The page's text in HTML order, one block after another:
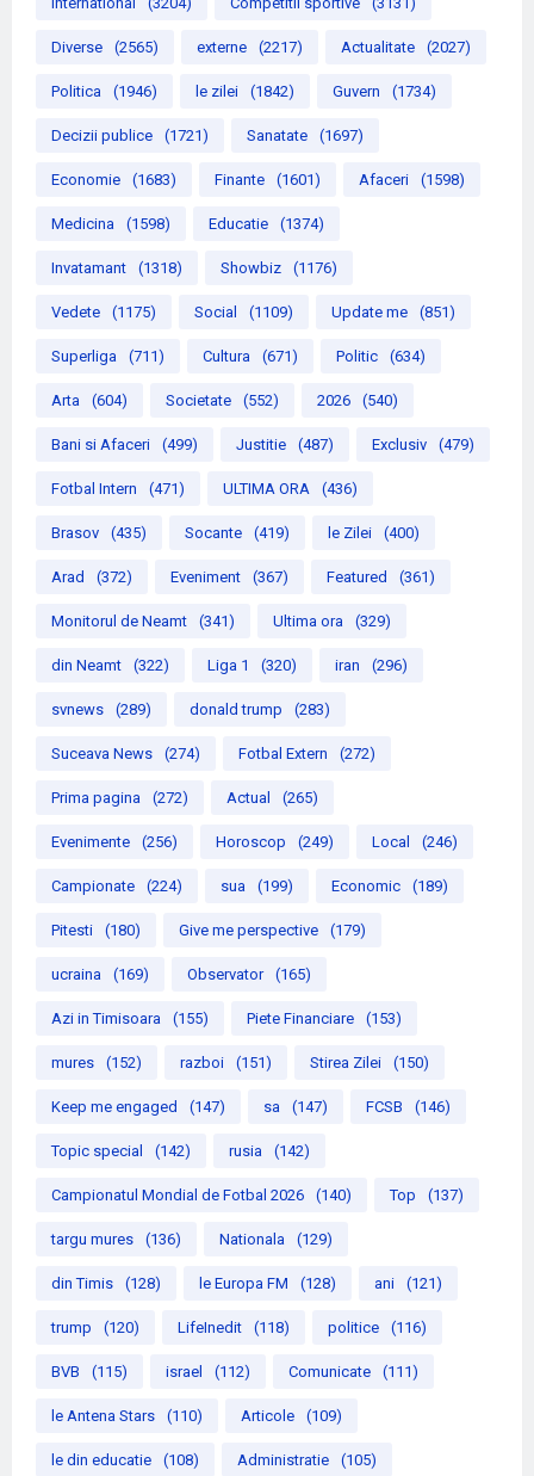
Diverse (2565) externe (2217) Actualitate (2027)
Politica (1946) le zilei (1842) Guvern (1734)
Decizii publice (1721) Sanatate (1697)
Economie (1683) Finante (1601) Afaceri (1598)
Medicina (1598) Educatie (1374)
Invatamant (1318) Showbiz (1176)
Vedete (1175) Social (1109) Update me (851)
Superliga (711) Cultura (671) Politic (634)
Arta (604) Societate (552) 2026 (540)
Bani si Afaceri (499) Justitie (487) Exclusiv (479)
Fotbal Intern (471) ULTIMA ORA (436)
Brasov (435) Socante (419) le Zilei (400)
Arad (372) Eveniment (367) Featured (361)
Monitorul de Neamt (341) Ultima ora (329)
din Neamt (322) Liga 1 (320) iran (296)
svnews (289) donald trump (283)
Suceava News (274) Fotbal Extern (272)
Prima pagina (272) Actual (265)
Evenimente (256) Horoscop (249) Local (246)
Campionate (224) sua (199) Economic (189)
Pitesti (180) Give me perspective (179)
ucraina (169) Observator (165)
Azi in Timisoara (155) Piete Financiare (153)
mures (152) razboi (151) Stirea Zilei (150)
Keep me engaged (147) sa (147) FCSB (146)
Topic special (142) rusia (142)
Campionatul Mondial de Fotbal 2026 (140) Top (137)
targu mures (136) Nationala (129)
din Timis (128) le Europa FM (128) ani (121)
trump (120) LifeInedit (118) politice (116)
BVB (115) israel (112) Comunicate (111)
le Antena Stars (110) Articole (109)
le din educatie (108) Administratie (105)